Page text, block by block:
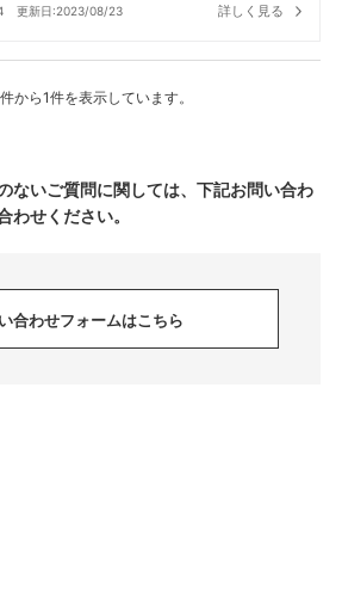
更新日:2023/08/23 詳しく見る
から1件を表示しています。
ないご質問に関しては、下記お問い合わ
わせください。
合わせフォームはこちら